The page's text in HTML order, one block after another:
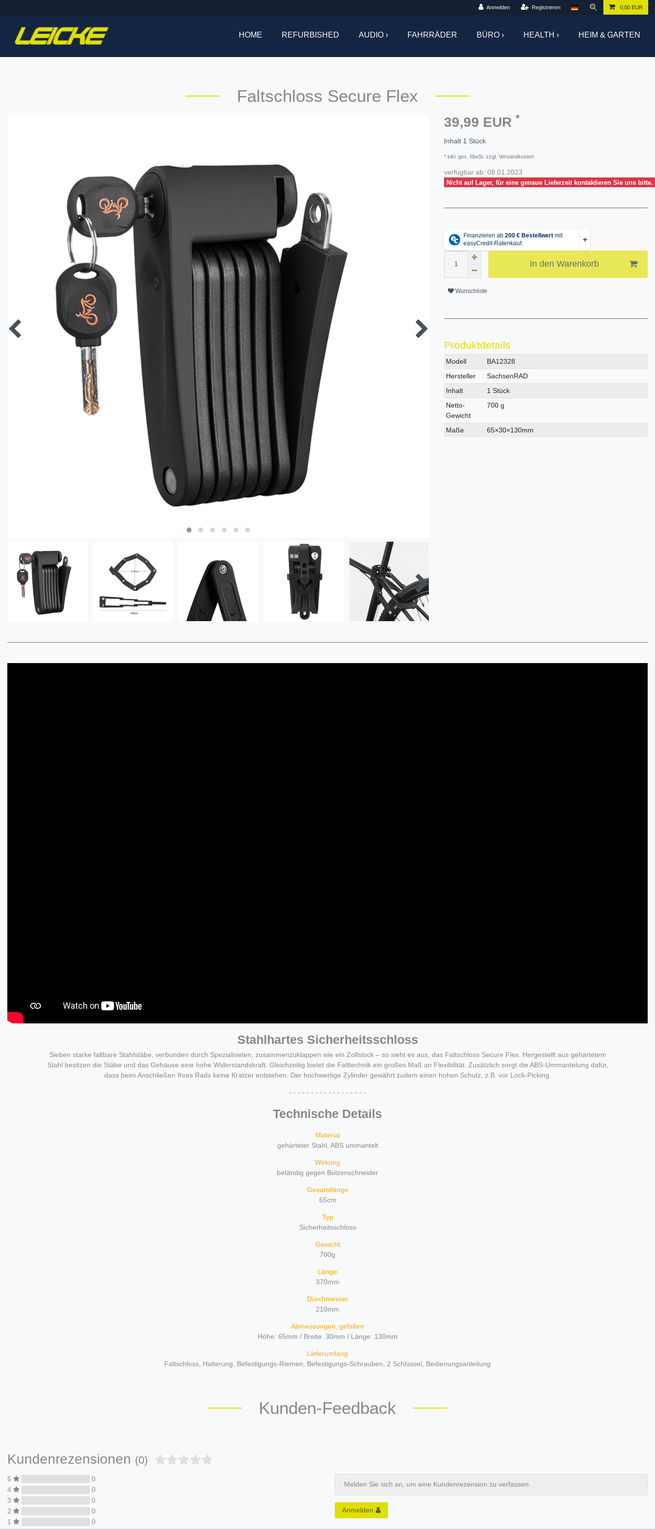
Anmelden Registrieren 0,00 EUR
HOME REFURBISHED AUDIO › FAHRRÄDER BÜRO › HEALTH › HEIM & GARTEN
Faltschloss Secure Flex
39,99 EUR *
Inhalt 1 Stück
* inkl. ges. MwSt. zzgl. Versandkosten
verfügbar ab: 08.01.2023
Nicht auf Lager, für eine genaue Lieferzeit kontaktieren Sie uns bitte.
In den Warenkorb
Wunschliste
Produktdetails
Technisches
Merkmal
Wert
Modell
BA12328
Hersteller
SachsenRAD
Inhalt
1 Stück
Netto-
Gewicht
700 g
Maße 65×30×130mm
Stahlhartes Sicherheitsschloss
Sieben starke faltbare Stahlstäbe, verbunden durch Spezialnieten, zusammenzuklappen wie ein Zollstock – so sieht es aus, das Faltschloss Secure Flex. Hergestellt aus gehärtetem
Stahl besitzen die Stäbe und das Gehäuse eine hohe Widerstandskraft. Gleichzeitig bietet die Falttechnik ein großes Maß an Flexibilität. Zusätzlich sorgt die ABS-Ummantelung dafür,
dass beim Anschließen Ihres Rads keine Kratzer entstehen. Der hochwertige Zylinder gewährt zudem einen hohen Schutz, z.B. vor Lock-Picking.
- - - - - - - - - - - - - - - - - -
Technische Details
Material
gehärteter Stahl, ABS ummantelt
Wirkung
betändig gegen Bolzenschneider
Gesamtlänge
65cm
Typ
Sicherheitsschloss
Gewicht
700g
Länge
370mm
Durchmesser
210mm
Abmessungen, gefalten
Höhe: 65mm / Breite: 30mm / Länge: 130mm
Lieferumfang
Faltschloss, Halterung, Befestigungs-Riemen, Befestigungs-Schrauben, 2 Schlüssel, Bedienungsanleitung
Kunden-Feedback
Kundenrezensionen (0)
5
0
4
0
3
0
2
0
1
0
Melden Sie sich an, um eine Kundenrezension zu verfassen.
Anmelden